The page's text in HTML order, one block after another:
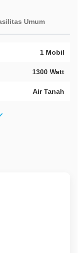
Umum
1 Mobil
1300 Watt
Air Tanah